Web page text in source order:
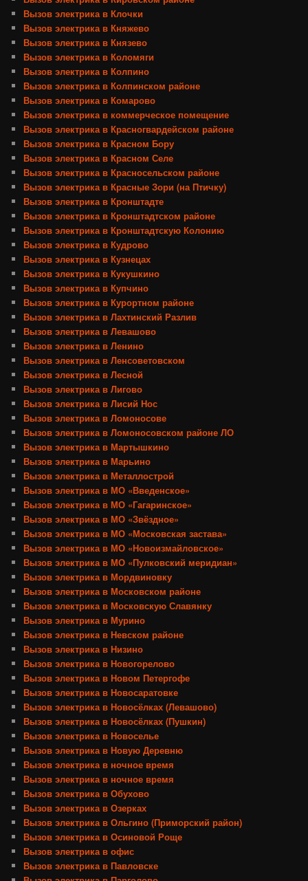
Вызов электрика в Клочки
Вызов электрика в Княжево
Вызов электрика в Князево
Вызов электрика в Коломяги
Вызов электрика в Колпино
Вызов электрика в Колпинском районе
Вызов электрика в Комарово
Вызов электрика в коммерческое помещение
Вызов электрика в Красногвардейском районе
Вызов электрика в Красном Бору
Вызов электрика в Красном Селе
Вызов электрика в Красносельском районе
Вызов электрика в Красные Зори (на Птичку)
Вызов электрика в Кронштадте
Вызов электрика в Кронштадтском районе
Вызов электрика в Кронштадтскую Колонию
Вызов электрика в Кудрово
Вызов электрика в Кузнецах
Вызов электрика в Кукушкино
Вызов электрика в Купчино
Вызов электрика в Курортном районе
Вызов электрика в Лахтинский Разлив
Вызов электрика в Левашово
Вызов электрика в Ленино
Вызов электрика в Ленсоветовском
Вызов электрика в Лесной
Вызов электрика в Лигово
Вызов электрика в Лисий Нос
Вызов электрика в Ломоносове
Вызов электрика в Ломоносовском районе ЛО
Вызов электрика в Мартышкино
Вызов электрика в Марьино
Вызов электрика в Металлострой
Вызов электрика в МО «Введенское»
Вызов электрика в МО «Гагаринское»
Вызов электрика в МО «Звёздное»
Вызов электрика в МО «Московская застава»
Вызов электрика в МО «Новоизмайловское»
Вызов электрика в МО «Пулковский меридиан»
Вызов электрика в Мордвиновку
Вызов электрика в Московском районе
Вызов электрика в Московскую Славянку
Вызов электрика в Мурино
Вызов электрика в Невском районе
Вызов электрика в Низино
Вызов электрика в Новогорелово
Вызов электрика в Новом Петергофе
Вызов электрика в Новосаратовке
Вызов электрика в Новосёлках (Левашово)
Вызов электрика в Новосёлках (Пушкин)
Вызов электрика в Новоселье
Вызов электрика в Новую Деревню
Вызов электрика в ночное время
Вызов электрика в ночное время
Вызов электрика в Обухово
Вызов электрика в Озерках
Вызов электрика в Ольгино (Приморский район)
Вызов электрика в Осиновой Роще
Вызов электрика в офис
Вызов электрика в Павловске